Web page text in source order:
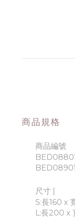
商品規格
商品編號
尺寸 |
S:長160 x
L:長200 x